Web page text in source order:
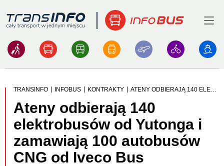
Logo Menu
TRANSINFO INFOBUS KONTRAKTY ATENY ODBIERAJĄ 140 ELEKTROBUSÓW OD YUTONGA I ZAMAWIAJĄ 100 AUTOBUSÓW CNG OD IVECO BUS
Ateny odbierają 140
elektrobusów od Yutonga i
zamawiają 100 autobusów
CNG od Iveco Bus